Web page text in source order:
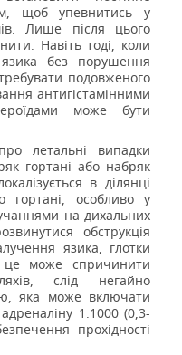
щоб упевнитись у
Лише після цього
Навіть тоді, коли
язика без порушення
подовженого
антигістамінними
може бути
летальні випадки
гортані або набряк
в ділянці
гортані, особливо у
на дихальних
обструкція
язика, глотки
може спричинити
слід негайно
яка може включати
1:1000 (0,3-
прохідності